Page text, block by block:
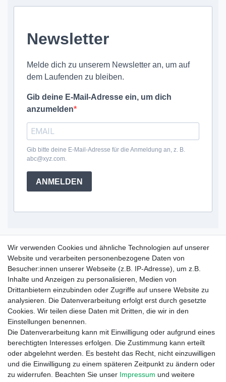
Newsletter
Melde dich zu unserem Newsletter an, um auf
dem Laufenden zu bleiben.
Gib deine E-Mail-Adresse ein, um dich
anzumelden
Gib bitte deine E-Mail-Adresse für die Anmeldung an, z. B.
abc@xyz.com.
ANMELDEN
Service Hotline
+49 (0) 52 50 / 99 290 30
Montag - Freitag, 09:00 - 15:30
Informationen
Zahlung und Versand
Garantieerklärung
Info Reklamationen
Batteriegesetz
Vertrag widerrufen
Wir verwenden Cookies und ähnliche Technologien auf unserer
Website und verarbeiten personenbezogene Daten von
Besucher:innen unserer Webseite (z.B. IP-Adresse), um z.B.
Inhalte und Anzeigen zu personalisieren, Medien von
Drittanbietern einzubinden oder Zugriffe auf unsere Website zu
analysieren. Die Datenverarbeitung erfolgt erst durch gesetzte
Cookies. Wir teilen diese Daten mit Dritten, die wir in den
Einstellungen benennen.
Die Datenverarbeitung kann mit Einwilligung oder aufgrund eines
berechtigten Interesses erfolgen. Die Zustimmung kann erteilt
oder abgelehnt werden. Es besteht das Recht, nicht einzuwilligen
und die Einwilligung zu einem späteren Zeitpunkt zu ändern oder
zu widerrufen. Beachten Sie unser Impressum und weitere